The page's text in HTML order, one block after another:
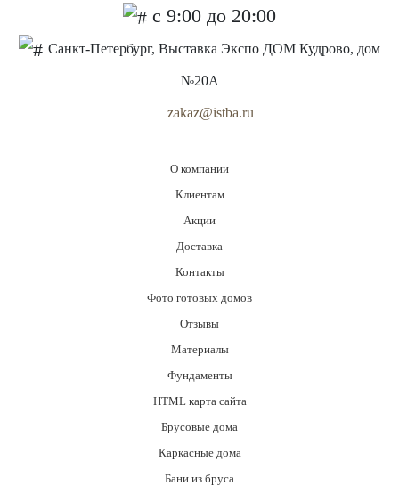
с 9:00 до 20:00
Санкт-Петербург, Выставка Экспо ДОМ Кудрово, дом
№20А
zakaz@istba.ru
О компании
Клиентам
Акции
Доставка
Контакты
Фото готовых домов
Отзывы
Материалы
Фундаменты
HTML карта сайта
Брусовые дома
Каркасные дома
Бани из бруса